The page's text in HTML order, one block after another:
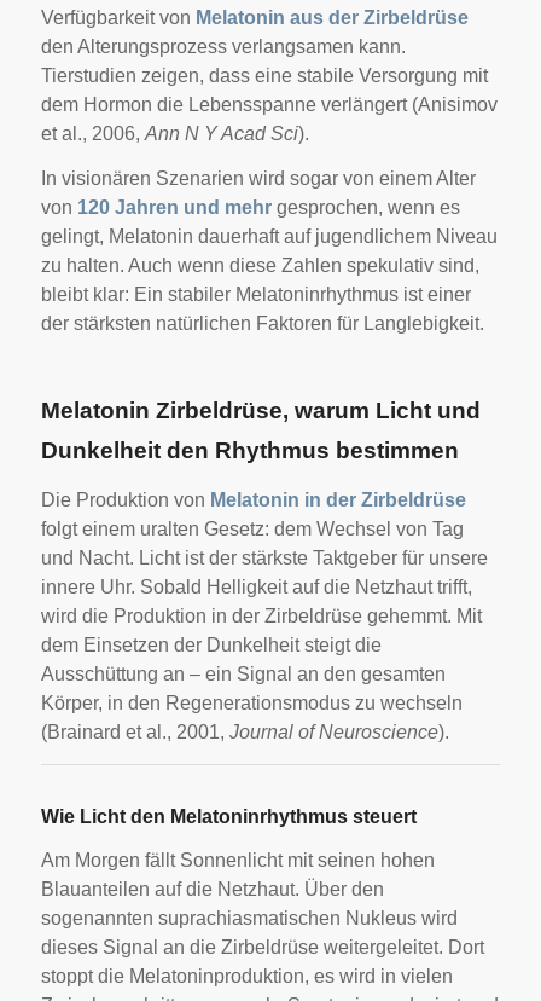
Verfügbarkeit von Melatonin aus der Zirbeldrüse
den Alterungsprozess verlangsamen kann.
Tierstudien zeigen, dass eine stabile Versorgung mit
dem Hormon die Lebensspanne verlängert (Anisimov
et al., 2006, Ann N Y Acad Sci).
In visionären Szenarien wird sogar von einem Alter
von 120 Jahren und mehrgesprochen, wenn es
gelingt, Melatonin dauerhaft auf jugendlichem Niveau
zu halten. Auch wenn diese Zahlen spekulativ sind,
bleibt klar: Ein stabiler Melatoninrhythmus ist einer
der stärksten natürlichen Faktoren für Langlebigkeit.
Melatonin Zirbeldrüse, warum Licht und
Dunkelheit den Rhythmus bestimmen
Die Produktion von Melatonin in der Zirbeldrüse
folgt einem uralten Gesetz: dem Wechsel von Tag
und Nacht. Licht ist der stärkste Taktgeber für unsere
innere Uhr. Sobald Helligkeit auf die Netzhaut trifft,
wird die Produktion in der Zirbeldrüse gehemmt. Mit
dem Einsetzen der Dunkelheit steigt die
Ausschüttung an – ein Signal an den gesamten
Körper, in den Regenerationsmodus zu wechseln
(Brainard et al., 2001, Journal of Neuroscience).
Wie Licht den Melatoninrhythmus steuert
Am Morgen fällt Sonnenlicht mit seinen hohen
Blauanteilen auf die Netzhaut. Über den
sogenannten suprachiasmatischen Nukleus wird
dieses Signal an die Zirbeldrüse weitergeleitet. Dort
stoppt die Melatoninproduktion, es wird in vielen